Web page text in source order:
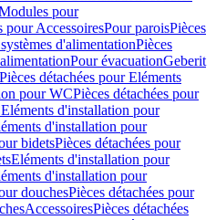
pour
pour AccessoiresPour paroisPièces
d'alimentationPièces
Pour évacuationGeberit
Pièces détachées pour Eléments
pour WCPièces détachées pour
Eléments d'installation pour
d'installation pour
bidetsPièces détachées pour
Eléments d'installation pour
d'installation pour
douchesPièces détachées pour
AccessoiresPièces détachées